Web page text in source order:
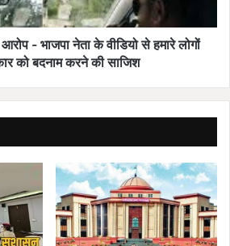
- भाजपा नेता के वीडियो से हमारे लोगों
को बदनाम करने की साजिश